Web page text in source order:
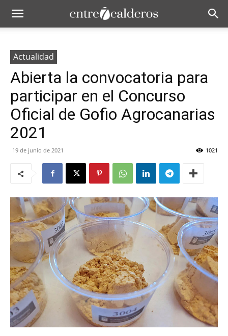
Actualidad
Abierta la convocatoria para
participar en el Concurso
Oficial de Gofio Agrocanarias
2021
19 de junio de 2021 1021